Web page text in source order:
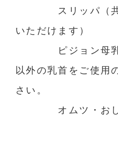
スリッパ（共用
いただけます）
ピジョン母乳
以外の乳首をご使用
さい。
オムツ・おし